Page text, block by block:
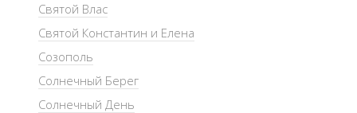
Святой Влас
Святой Константин и Елена
Созополь
Солнечный Берег
Солнечный День